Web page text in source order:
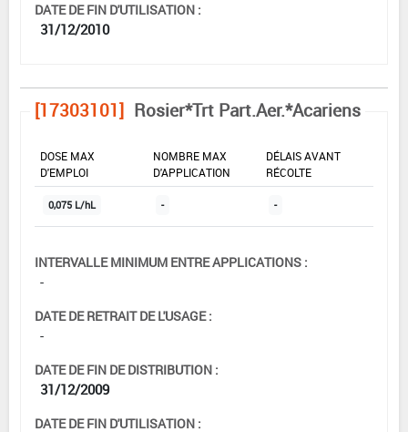
DATE DE FIN D'UTILISATION :
31/12/2010
[17303101] Rosier*Trt Part.Aer.*Acariens
DOSE MAX
D'EMPLOI
NOMBRE MAX
D'APPLICATION
DÉLAIS AVANT
RÉCOLTE
0,075 L/hL - -
INTERVALLE MINIMUM ENTRE APPLICATIONS :
-
DATE DE RETRAIT DE L'USAGE :
-
DATE DE FIN DE DISTRIBUTION :
31/12/2009
DATE DE FIN D'UTILISATION :